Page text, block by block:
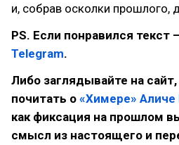
и, собрав осколки прошлого,
PS. Если понравился текст
Telegram.
Либо заглядывайте на
почитать о «Химере» Аличе
как фиксация на прошлом
смысл из настоящего и